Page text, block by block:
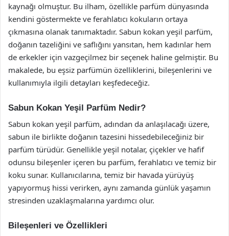
kaynağı olmuştur. Bu ilham, özellikle parfüm dünyasında
kendini göstermekte ve ferahlatıcı kokuların ortaya
çıkmasına olanak tanımaktadır. Sabun kokan yeşil parfüm,
doğanın tazeliğini ve saflığını yansıtan, hem kadınlar hem
de erkekler için vazgeçilmez bir seçenek haline gelmiştir. Bu
makalede, bu eşsiz parfümün özelliklerini, bileşenlerini ve
kullanımıyla ilgili detayları keşfedeceğiz.
Sabun Kokan Yeşil Parfüm Nedir?
Sabun kokan yeşil parfüm, adından da anlaşılacağı üzere,
sabun ile birlikte doğanın tazesini hissedebileceğiniz bir
parfüm türüdür. Genellikle yeşil notalar, çiçekler ve hafif
odunsu bileşenler içeren bu parfüm, ferahlatıcı ve temiz bir
koku sunar. Kullanıcılarına, temiz bir havada yürüyüş
yapıyormuş hissi verirken, aynı zamanda günlük yaşamın
stresinden uzaklaşmalarına yardımcı olur.
Bileşenleri ve Özellikleri